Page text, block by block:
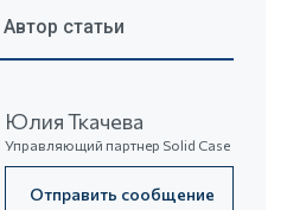
Автор статьи
Юлия Ткачева
Управляющий партнер Solid Case
Отправить сообщение